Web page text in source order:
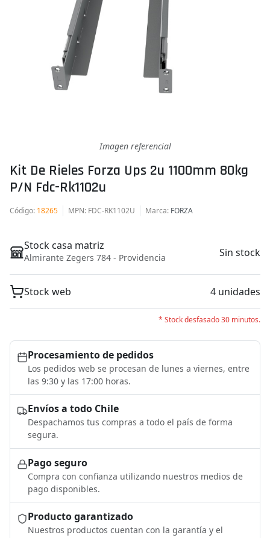
Imagen referencial
Kit De Rieles Forza Ups 2u 1100mm 80kg
P/n Fdc-Rk1102u
Código: 18265 MPN: FDC-RK1102U Marca: FORZA
Stock casa matriz
Almirante Zegers 784 - Providencia Sin stock
Stock web 4 unidades
* Stock desfasado 30 minutos.
Procesamiento de pedidos
Los pedidos web se procesan de lunes a viernes, entre
las 9:30 y las 17:00 horas.
Envíos a todo Chile
Despachamos tus compras a todo el país de forma
segura.
Pago seguro
Compra con confianza utilizando nuestros medios de
pago disponibles.
Producto garantizado
Nuestros productos cuentan con la garantía y el